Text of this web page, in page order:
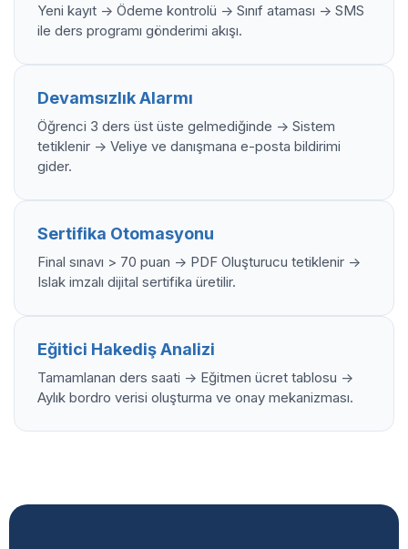
Yeni kayıt -> Ödeme kontrolü -> Sınıf ataması -> SMS
ile ders programı gönderimi akışı.
Devamsızlık Alarmı
Öğrenci 3 ders üst üste gelmediğinde -> Sistem
tetiklenir -> Veliye ve danışmana e-posta bildirimi
gider.
Sertifika Otomasyonu
Final sınavı > 70 puan -> PDF Oluşturucu tetiklenir ->
Islak imzalı dijital sertifika üretilir.
Eğitici Hakediş Analizi
Tamamlanan ders saati -> Eğitmen ücret tablosu ->
Aylık bordro verisi oluşturma ve onay mekanizması.